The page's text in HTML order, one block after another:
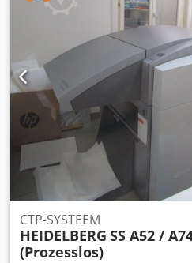
de machine tijdens transport)
fabrikant / Heidelberg.
CTP-SYSTEEM
HEIDELBERG SS A52 /
(Prozesslos)